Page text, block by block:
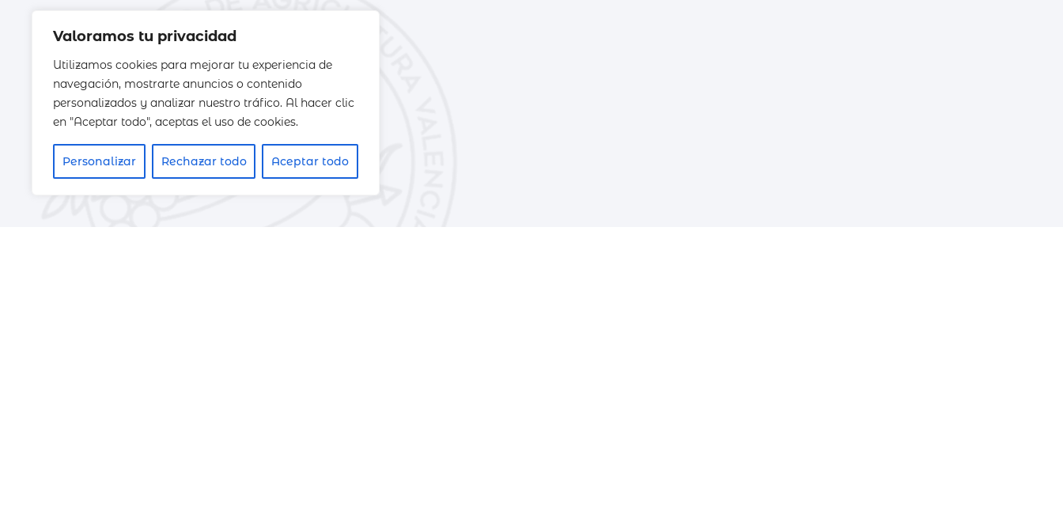
Valoramos tu privacidad
Utilizamos cookies para mejorar tu experiencia de
navegación, mostrarte anuncios o contenido
personalizados y analizar nuestro tráfico. Al hacer clic
en "Aceptar todo", aceptas el uso de cookies.
Personalizar Rechazar todo Aceptar todo